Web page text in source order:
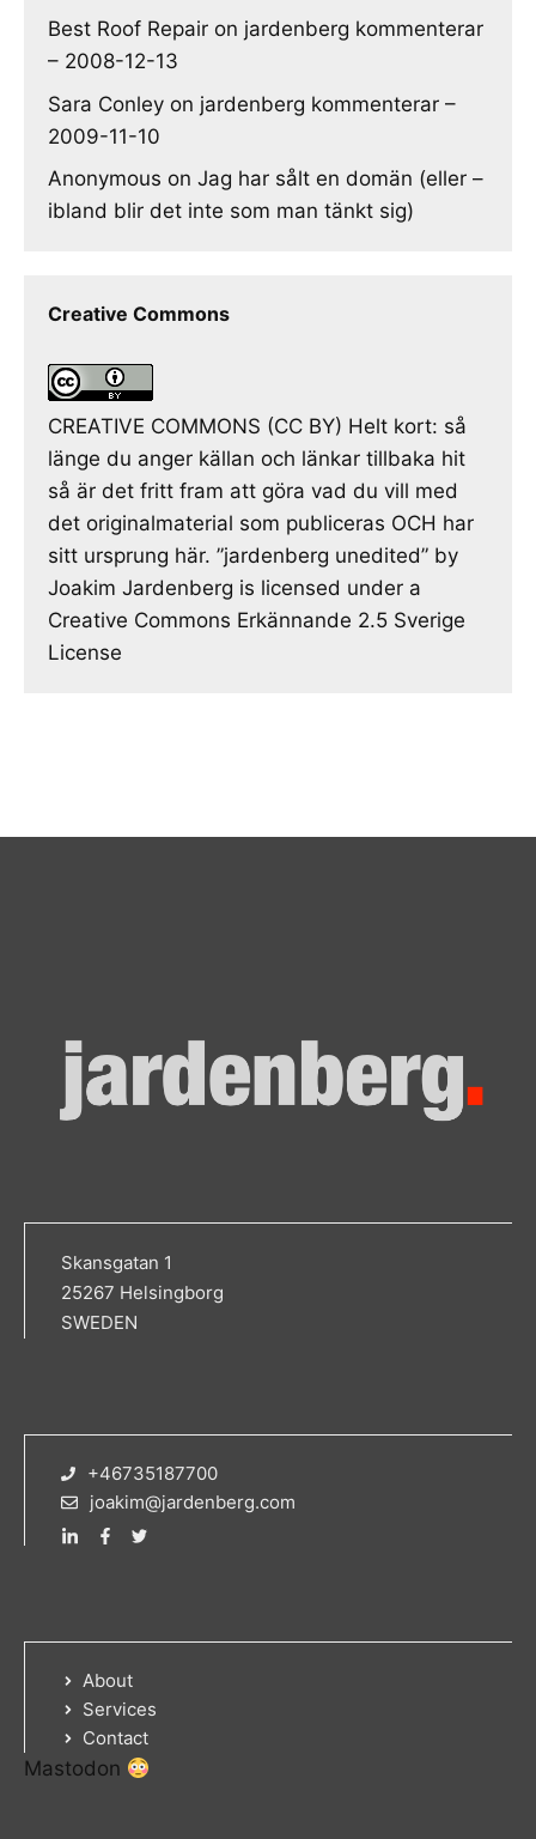
Best Roof Repair on jardenberg kommenterar
– 2008-12-13
Sara Conley on jardenberg kommenterar –
2009-11-10
Anonymous on Jag har sålt en domän (eller –
ibland blir det inte som man tänkt sig)
Creative Commons
CREATIVE COMMONS (CC BY) Helt kort: så
länge du anger källan och länkar tillbaka hit
så är det fritt fram att göra vad du vill med
det originalmaterial som publiceras OCH har
sitt ursprung här. ”jardenberg unedited” by
Joakim Jardenberg is licensed under a
Creative Commons Erkännande 2.5 Sverige
License
Skansgatan 1
25267 Helsingborg
SWEDEN
+46735187700
joakim@jardenberg.com
About
Services
Contact
Mastodon